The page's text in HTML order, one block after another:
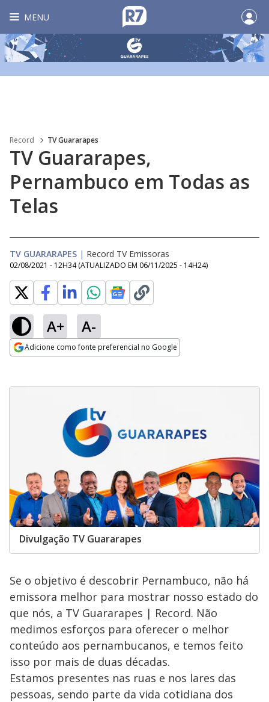
MENU
Record TV Guararapes
TV Guararapes,
Pernambuco em Todas as
Telas
TV GUARARAPES | Record TV Emissoras
02/08/2021 - 12H34 (ATUALIZADO EM 06/11/2025 - 14H24)
A+ A-
Adicione como fonte preferencial no Google
Divulgação TV Guararapes
Se o objetivo é descobrir Pernambuco, não há
emissora melhor para mostrar nosso estado do
que nós, a TV Guararapes | Record. Não
medimos esforços para oferecer o melhor
conteúdo aos pernambucanos, e temos feito
isso por mais de duas décadas.
Estamos presentes nas ruas e nos lares das
pessoas, sendo parte da vida cotidiana dos